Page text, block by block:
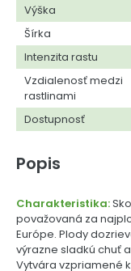
Výška
Šírka
Intenzita rastu
Vzdialenosť medzi
rastlinami
Dostupnosť
Popis
Charakteristika:
považovaná za
Európe. Plody
výrazne sladkú chuť
Vytvára vzpriamené